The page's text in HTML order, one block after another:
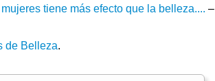
tiene más efecto que la belleza.... –
de Belleza.